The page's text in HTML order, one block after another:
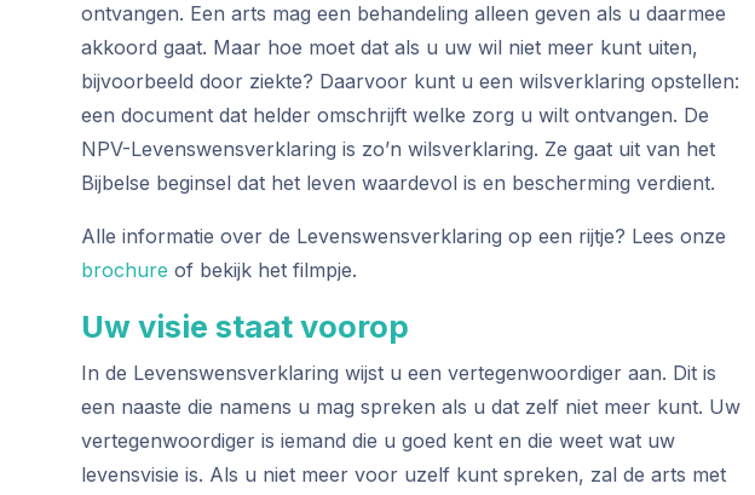
ontvangen. Een arts mag een behandeling alleen geven als u daarmee
akkoord gaat. Maar hoe moet dat als u uw wil niet meer kunt uiten,
bijvoorbeeld door ziekte? Daarvoor kunt u een wilsverklaring opstellen:
een document dat helder omschrijft welke zorg u wilt ontvangen. De
NPV-Levenswensverklaring is zo’n wilsverklaring. Ze gaat uit van het
Bijbelse beginsel dat het leven waardevol is en bescherming verdient.
Alle informatie over de Levenswensverklaring op een rijtje? Lees onze
brochure of bekijk het filmpje.
Uw visie staat voorop
In de Levenswensverklaring wijst u een vertegenwoordiger aan. Dit is
een naaste die namens u mag spreken als u dat zelf niet meer kunt. Uw
vertegenwoordiger is iemand die u goed kent en die weet wat uw
levensvisie is. Als u niet meer voor uzelf kunt spreken, zal de arts met